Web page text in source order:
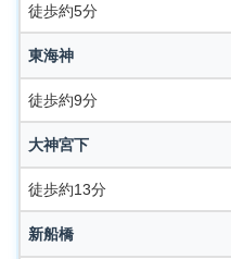
徒歩約5分
東海神
徒歩約9分
大神宮下
徒歩約13分
新船橋